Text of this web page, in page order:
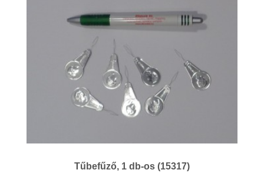
Tűbefűző, 1 db-os (15317)